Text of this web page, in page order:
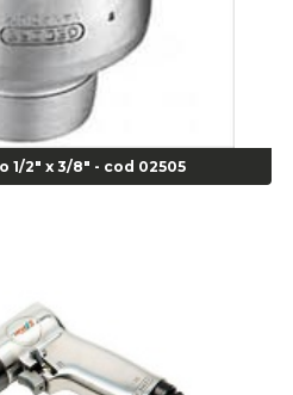
03078
11" - Corneta - Cod 03113
00133
- Cod 00517
- Branco - Cod 01466
- Marrom - Cod 01467
Preto - Cod 01335
- Cod 00520
1/2" x 3/8" - cod 02505